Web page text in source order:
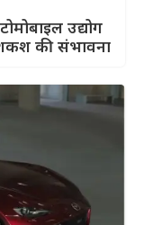
उद्योग
की संभावना